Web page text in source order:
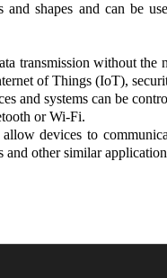
shapes and can be
transmission without the
of Things (IoT),
and systems can be
or Wi-Fi.
devices to
and other similar